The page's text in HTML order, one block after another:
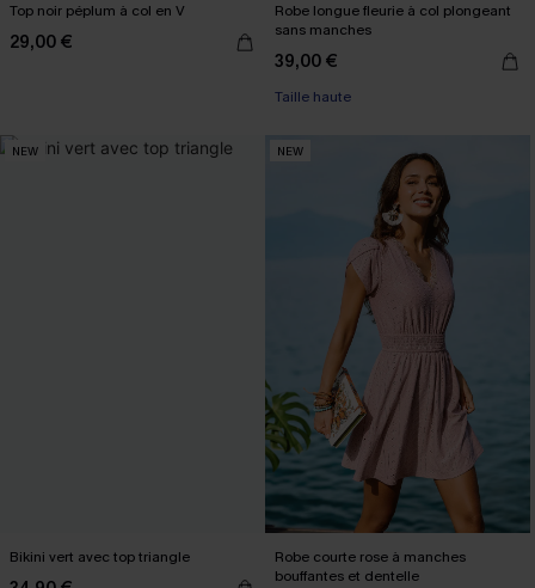
Top noir péplum à col en V
29,00 €
Robe longue fleurie à col plongeant
sans manches
39,00 €
Taille haute
NEW
Bikini vert avec top triangle
NEW
Robe courte rose à manches
bouffantes et dentelle